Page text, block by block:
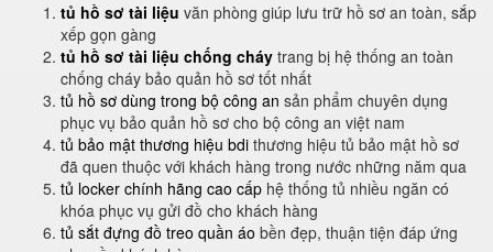
tủ hồ sơ tài liệu văn phòng giúp lưu trữ hồ sơ an toàn, sắp
xếp gọn gàng
tủ hồ sơ tài liệu chống cháy trang bị hệ thống an toàn
chống cháy bảo quản hồ sơ tốt nhất
tủ hồ sơ dùng trong bộ công an sản phẩm chuyên dụng
phục vụ bảo quản hồ sơ cho bộ công an việt nam
tủ bảo mật thương hiệu bdi thương hiệu tủ bảo mật hồ sơ
đã quen thuộc với khách hàng trong nước những năm qua
tủ locker chính hãng cao cấp hệ thống tủ nhiều ngăn có
khóa phục vụ gửi đồ cho khách hàng
tủ sắt đựng đồ treo quần áo bền đẹp, thuận tiện đáp ứng